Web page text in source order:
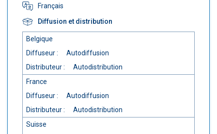
Français
Diffusion et distribution
Belgique
Diffuseur :
Autodiffusion
Distributeur :
Autodistribution
France
Diffuseur :
Autodiffusion
Distributeur :
Autodistribution
Suisse